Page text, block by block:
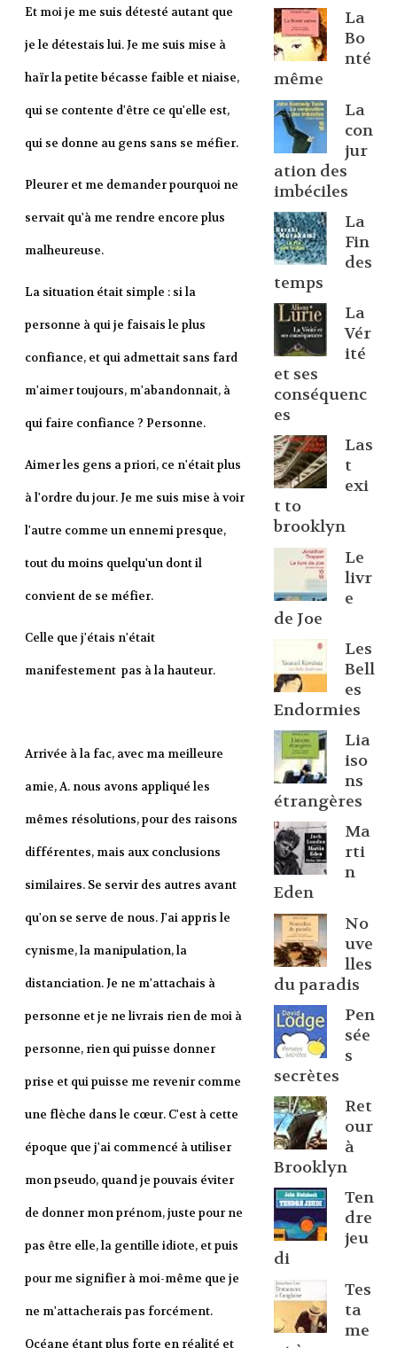
Et moi je me suis détesté autant que
je le détestais lui. Je me suis mise à
haïr la petite bécasse faible et niaise,
qui se contente d'être ce qu'elle est,
qui se donne au gens sans se méfier.
Pleurer et me demander pourquoi ne
servait qu'à me rendre encore plus
malheureuse.
La situation était simple : si la
personne à qui je faisais le plus
confiance, et qui admettait sans fard
m'aimer toujours, m'abandonnait, à
qui faire confiance ? Personne.
Aimer les gens a priori, ce n'était plus
à l'ordre du jour. Je me suis mise à voir
l'autre comme un ennemi presque,
tout du moins quelqu'un dont il
convient de se méfier.
Celle que j'étais n'était
manifestement pas à la hauteur.
Arrivée à la fac, avec ma meilleure
amie, A. nous avons appliqué les
mêmes résolutions, pour des raisons
différentes, mais aux conclusions
similaires. Se servir des autres avant
qu'on se serve de nous.J'ai appris le
cynisme, la manipulation, la
distanciation. Je ne m'attachais à
personne et je ne livrais rien de moi à
personne, rien qui puisse donner
prise et qui puisse me revenir comme
une flèche dans le cœur. C'est à cette
époque que j'ai commencé à utiliser
mon pseudo, quand je pouvais éviter
de donner mon prénom,juste pour ne
pas être elle, la gentille idiote, et puis
pour me signifier à moi-même que je
ne m'attacherais pas forcément.
Océane étant plus forte en réalité et
La
Bo
nté
même
La
con
jur
ation des
imbéciles
La
Fin
des
temps
La
Vér
ité
et ses
conséquenc
es
Las
t
exi
t to
brooklyn
Le
livr
e
de Joe
Les
Bell
es
Endormies
Lia
iso
ns
étrangères
Ma
rti
n
Eden
No
uve
lles
du paradis
Pen
sée
s
secrètes
Ret
our
à
Brooklyn
Ten
dre
jeu
di
Tes
ta
me